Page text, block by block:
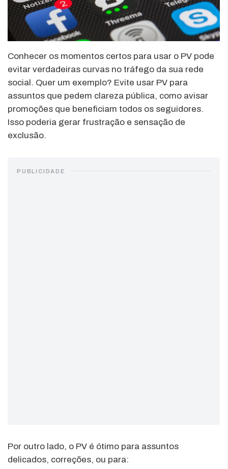
Conhecer os momentos certos para usar o PV pode
evitar verdadeiras curvas no tráfego da sua rede
social. Quer um exemplo? Evite usar PV para
assuntos que pedem clareza pública, como avisar
promoções que beneficiam todos os seguidores.
Isso poderia gerar frustração e sensação de
exclusão.
PUBLICIDADE
Por outro lado, o PV é ótimo para assuntos
delicados, correções, ou para: